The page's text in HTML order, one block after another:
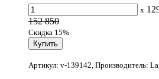
x
152 850
Скидка 15%
Артикул: v-139142, Производитель: